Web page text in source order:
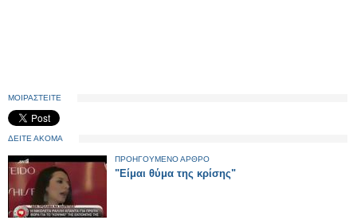
ΜΟΙΡΑΣΤΕΙΤΕ
ΔΕΙΤΕ ΑΚΟΜΑ
ΠΡΟΗΓΟΥΜΕΝΟ ΑΡΘΡΟ
"Είμαι θύμα της κρίσης"